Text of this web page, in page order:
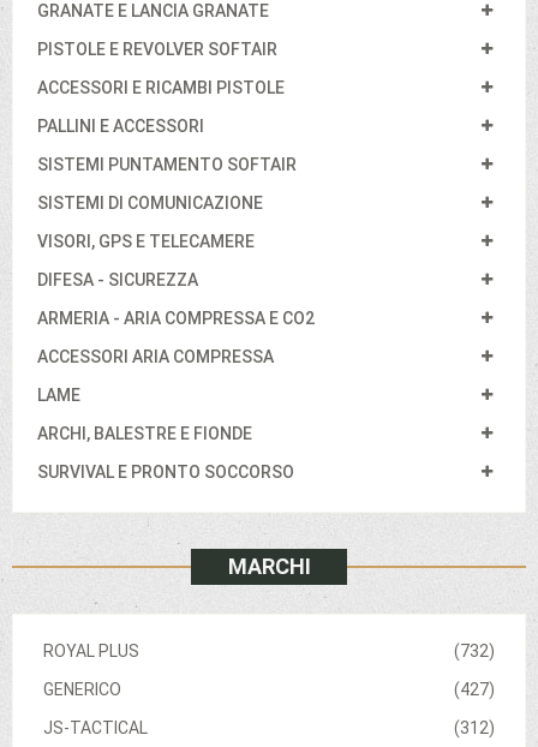
GRANATE E LANCIA GRANATE
PISTOLE E REVOLVER SOFTAIR
ACCESSORI E RICAMBI PISTOLE
PALLINI E ACCESSORI
SISTEMI PUNTAMENTO SOFTAIR
SISTEMI DI COMUNICAZIONE
VISORI, GPS E TELECAMERE
DIFESA - SICUREZZA
ARMERIA - ARIA COMPRESSA E CO2
ACCESSORI ARIA COMPRESSA
LAME
ARCHI, BALESTRE E FIONDE
SURVIVAL E PRONTO SOCCORSO
MARCHI
(732)
ROYAL PLUS
(427)
GENERICO
(312)
JS-TACTICAL